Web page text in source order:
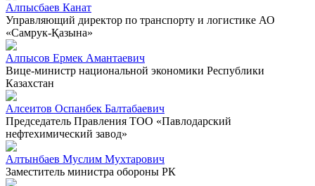
Алпысбаев Канат
Управляющий директор по транспорту и логистике АО
«Самрук-Қазына»
Алпысов Ермек Амантаевич
Вице-министр национальной экономики Республики
Казахстан
Алсеитов Оспанбек Балтабаевич
Председатель Правления ТОО «Павлодарский
нефтехимический завод»
Алтынбаев Муслим Мухтарович
Заместитель министра обороны РК